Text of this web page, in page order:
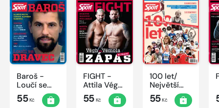
Baroš -
Loučí se
dravec
55Kč
FIGHT -
Attila Végh
vs. Karlos
Vémola
55Kč
100 let/
Největší
okamžiky
českého
55Kč